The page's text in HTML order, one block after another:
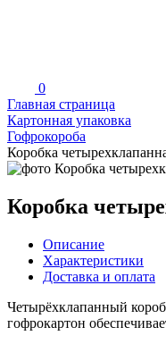
0
Главная страница
Картонная упаковка
Гофрокороба
Коробка
Коробка
Описание
Характеристики
Доставка и оплата
Четырёхклапанный
гофрокартон